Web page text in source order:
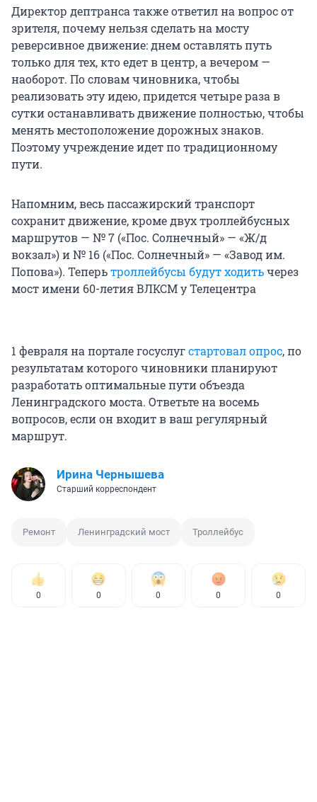
Директор дептранса также ответил на вопрос от
зрителя, почему нельзя сделать на мосту
реверсивное движение: днем оставлять путь
только для тех, кто едет в центр, а вечером —
наоборот. По словам чиновника, чтобы
реализовать эту идею, придется четыре раза в
сутки останавливать движение полностью, чтобы
менять местоположение дорожных знаков.
Поэтому учреждение идет по традиционному
пути.
Напомним, весь пассажирский транспорт
сохранит движение, кроме двух троллейбусных
маршрутов — № 7 («Пос. Солнечный» — «Ж/д
вокзал») и № 16 («Пос. Солнечный» — «Завод им.
Попова»). Теперьтроллейбусы будут ходитьчерез
мост имени 60-летия ВЛКСМ у Телецентра
1 февраля на портале госуслугстартовал опрос, по
результатам которого чиновники планируют
разработать оптимальные пути объезда
Ленинградского моста. Ответьте на восемь
вопросов, если он входит в ваш регулярный
маршрут.
Ирина Чернышева
Старший корреспондент
Ремонт Ленинградский мост Троллейбус
0 0 0 0 0